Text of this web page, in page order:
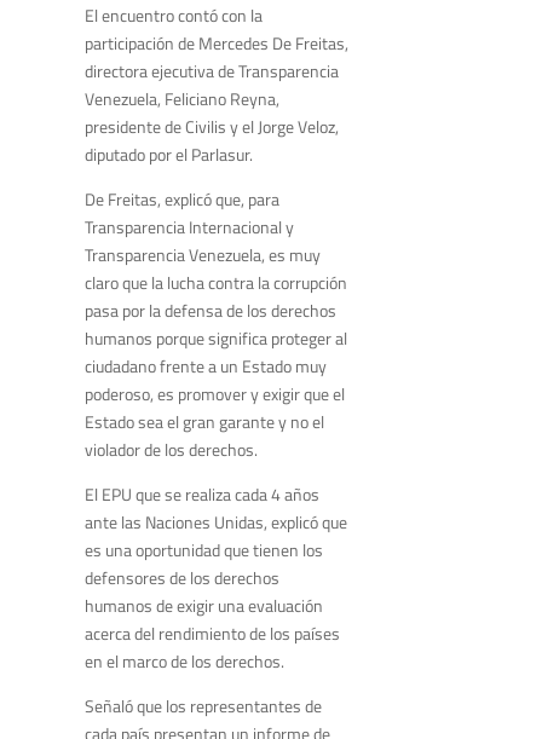
El encuentro contó con la
participación de Mercedes De Freitas,
directora ejecutiva de Transparencia
Venezuela, Feliciano Reyna,
presidente de Civilis y el Jorge Veloz,
diputado por el Parlasur.
De Freitas, explicó que, para
Transparencia Internacional y
Transparencia Venezuela, es muy
claro que la lucha contra la corrupción
pasa por la defensa de los derechos
humanos porque significa proteger al
ciudadano frente a un Estado muy
poderoso, es promover y exigir que el
Estado sea el gran garante y no el
violador de los derechos.
El EPU que se realiza cada 4 años
ante las Naciones Unidas, explicó que
es una oportunidad que tienen los
defensores de los derechos
humanos de exigir una evaluación
acerca del rendimiento de los países
en el marco de los derechos.
Señaló que los representantes de
cada país presentan un informe de